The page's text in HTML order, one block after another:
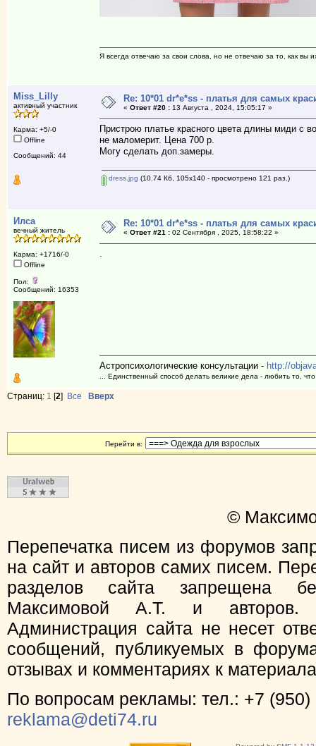
Я всегда отвечаю за свои слова, но не отвечаю за то, как вы
Miss_Lilly
активный участник
Карма: +5/-0
Offline
Сообщений: 44
Re: 10*01 dr*e*ss - платья для самых
« Ответ #20 :13 Августа , 2024, 15:05:17 »
Пристрою платье красного цвета длины миди с
не маломерит. Цена 700 р.
Могу сделать доп.замеры.
dress.jpg (10.74 Кб, 105x140 - просмотрено 121 раз.)
Илса
вечный житель
Карма: +1716/-0
Offline
Пол:
Сообщений: 16353
Re: 10*01 dr*e*ss - платья для самых
« Ответ #21 :02 Сентября , 2025, 18:58:22 »
.
Астропсихологические консультации - http://
... Единственный способ делать великие дела - любить то,
Страниц: 1 [2] Все Вверх
Перейти в:
©
Перепечатка писем из форумов
на сайт и авторов самих писем.
разделов сайта запрещена
Максимовой А.Т. и
Администрация сайта не несет
сообщений, публикуемых в
отзывах и комментариях к
По вопросам рекламы: тел.: +7 (950)
reklama@deti74.ru